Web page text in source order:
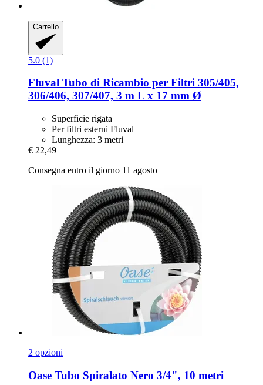
Carrello
5.0 (1)
Fluval Tubo di Ricambio per Filtri 305/405,
306/406, 307/407, 3 m L x 17 mm Ø
Superficie rigata
Per filtri esterni Fluval
Lunghezza: 3 metri
€ 22,49
Consegna entro il giorno 11 agosto
2 opzioni
Oase Tubo Spiralato Nero 3/4", 10 metri